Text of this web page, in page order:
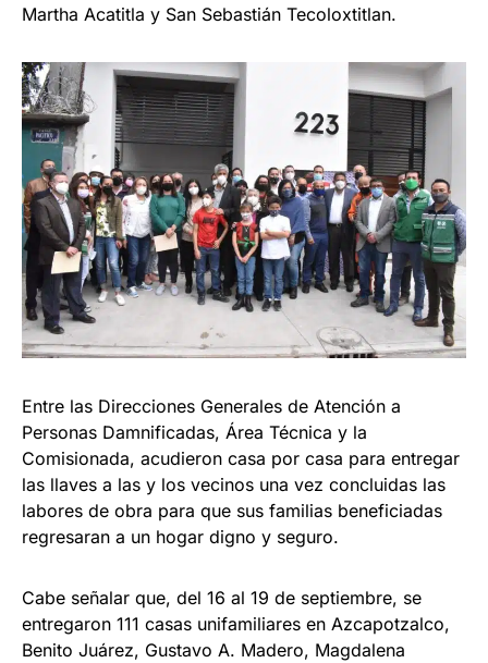
Martha Acatitla y San Sebastián Tecoloxtitlan.
Entre las Direcciones Generales de Atención a
Personas Damnificadas, Área Técnica y la
Comisionada, acudieron casa por casa para entregar
las llaves a las y los vecinos una vez concluidas las
labores de obra para que sus familias beneficiadas
regresaran a un hogar digno y seguro.
Cabe señalar que, del 16 al 19 de septiembre, se
entregaron 111 casas unifamiliares en Azcapotzalco,
Benito Juárez, Gustavo A. Madero, Magdalena